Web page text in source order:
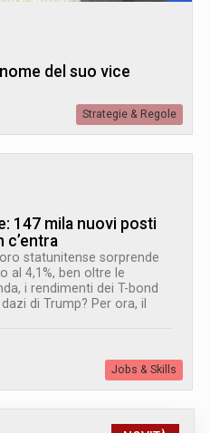
del suo vice
Strategie & Regole
147 mila nuovi posti
c’entra
statunitense sorprende
al 4,1%, ben oltre le
i rendimenti dei T-bond
di Trump? Per ora, il
Jobs & Skills